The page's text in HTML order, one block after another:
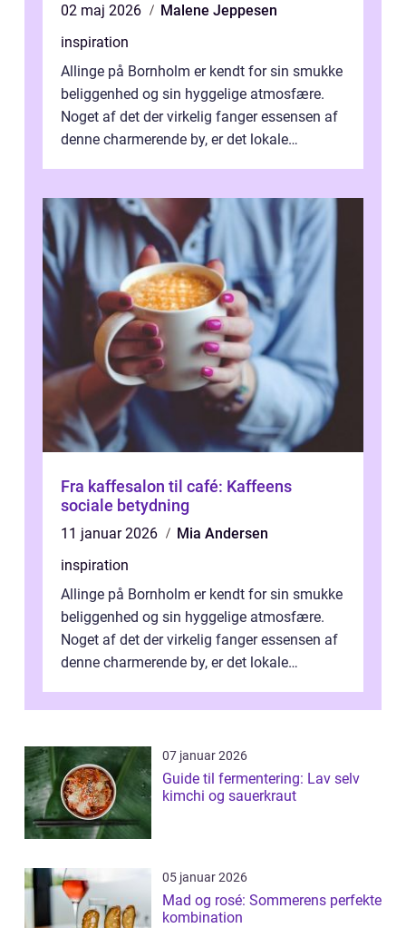
02 maj 2026
Malene Jeppesen
inspiration
Allinge på Bornholm er kendt for sin smukke
beliggenhed og sin hyggelige atmosfære.
Noget af det der virkelig fanger essensen af
denne charmerende by, er det lokale
Fra kaffesalon til café: Kaffeens
sociale betydning
11 januar 2026
Mia Andersen
inspiration
Allinge på Bornholm er kendt for sin smukke
beliggenhed og sin hyggelige atmosfære.
Noget af det der virkelig fanger essensen af
denne charmerende by, er det lokale
07 januar 2026
Guide til fermentering: Lav selv
kimchi og sauerkraut
05 januar 2026
Mad og rosé: Sommerens perfekte
kombination